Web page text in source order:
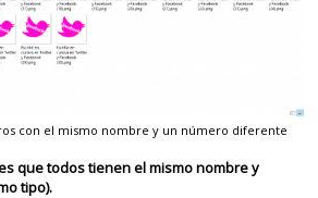
con el mismo nombre y un número diferente
que todos tienen el mismo nombre y
tipo).